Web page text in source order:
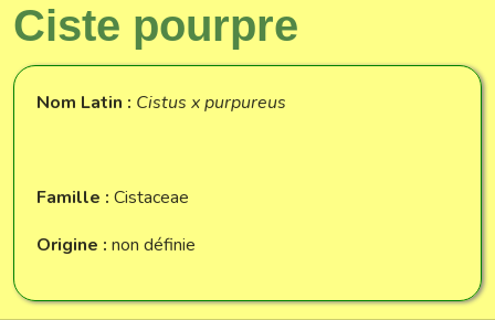
Ciste pourpre
Nom Latin : Cistus x purpureus
Famille : Cistaceae
Origine : non définie